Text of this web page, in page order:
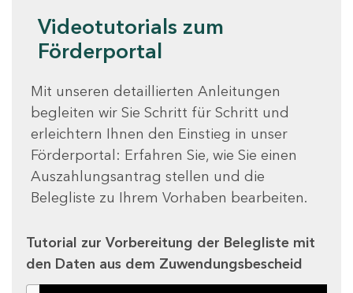
Videotutorials zum
Förderportal
Mit unseren detaillierten Anleitungen
begleiten wir Sie Schritt für Schritt und
erleichtern Ihnen den Einstieg in unser
Förderportal: Erfahren Sie, wie Sie einen
Auszahlungsantrag stellen und die
Belegliste zu Ihrem Vorhaben bearbeiten.
Tutorial zur Vorbereitung der Belegliste mit
den Daten aus dem Zuwendungsbescheid